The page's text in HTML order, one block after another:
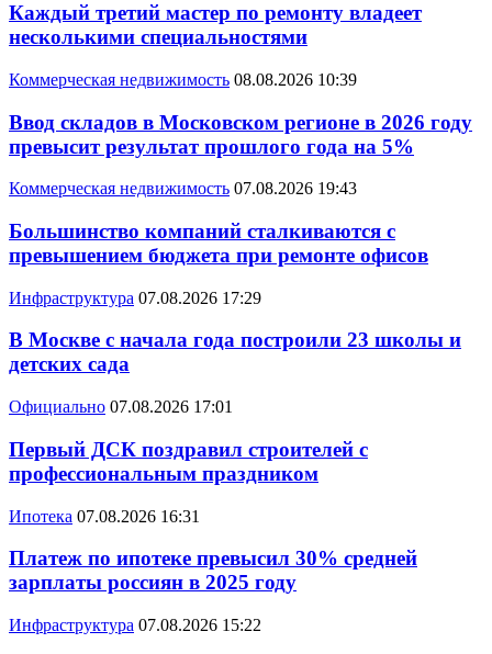
Каждый третий мастер по ремонту владеет
несколькими специальностями
Коммерческая недвижимость 08.08.2026 10:39
Ввод складов в Московском регионе в 2026 году
превысит результат прошлого года на 5%
Коммерческая недвижимость 07.08.2026 19:43
Большинство компаний сталкиваются с
превышением бюджета при ремонте офисов
Инфраструктура 07.08.2026 17:29
В Москве с начала года построили 23 школы и
детских сада
Официально 07.08.2026 17:01
Первый ДСК поздравил строителей с
профессиональным праздником
Ипотека 07.08.2026 16:31
Платеж по ипотеке превысил 30% средней
зарплаты россиян в 2025 году
Инфраструктура 07.08.2026 15:22